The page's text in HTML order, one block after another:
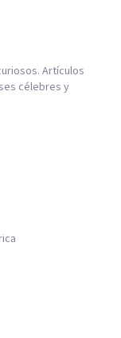
Artículos
célebres y